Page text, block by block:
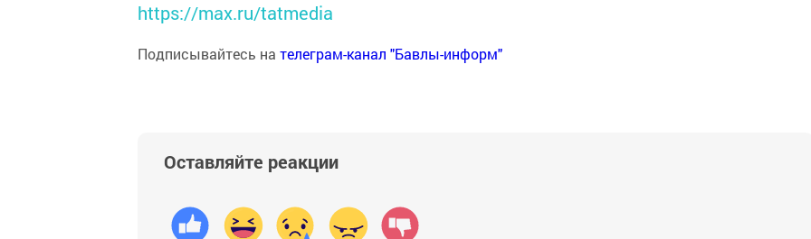
https://max.ru/tatmedia
Подписывайтесь на телеграм-канал "Бавлы-информ"
Оставляйте реакции